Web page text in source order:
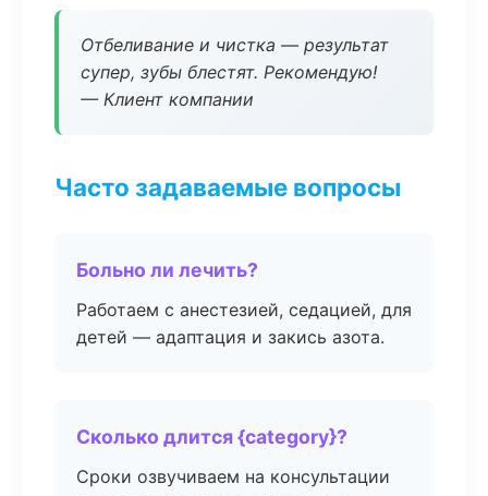
Отбеливание и чистка — результат
супер, зубы блестят. Рекомендую!
— Клиент компании
Часто задаваемые вопросы
Больно ли лечить?
Работаем с анестезией, седацией, для
детей — адаптация и закись азота.
Сколько длится {category}?
Сроки озвучиваем на консультации